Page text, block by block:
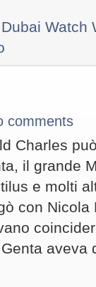
Dubai Watch
comments
Charles
il grande
e molti
con Nicola
aveva